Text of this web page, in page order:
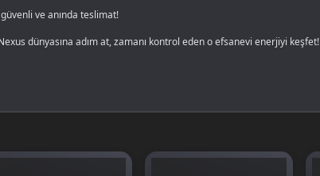
ve anında teslimat!
dünyasına adım at, zamanı kontrol eden o efsanevi enerjiyi keşfet!
biletleri
içerikleri